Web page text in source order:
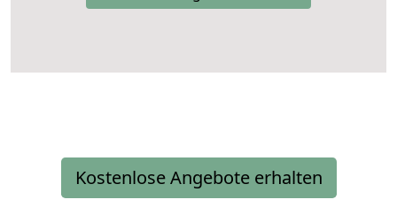
Kostenlose Angebote erhalten